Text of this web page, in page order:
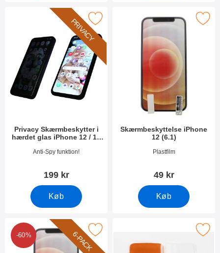
PRIVACY
Privacy Skærmbeskytter i
hærdet glas iPhone 12 / 12
Varenr 50373Anti-Spy funktion!
199 kr
Køb
Skærmbeskytter i hærdet glas iPhone 12 / 12 Pro som
Skærmbeskyttelse iPhone
12 (6.1)
Varenr 38126Plastfilm
49 kr
Køb
Marker skærmbeskyttelse
6-PACK
-60%
6-Pack Skærmbeskyttelse iPhone 12 (6.1) som favorit
Marker tPU Cover til trådløs